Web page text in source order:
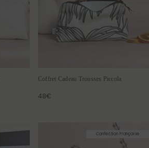
Coffret Cadeau Trousses Piccola
48€
Confection Française